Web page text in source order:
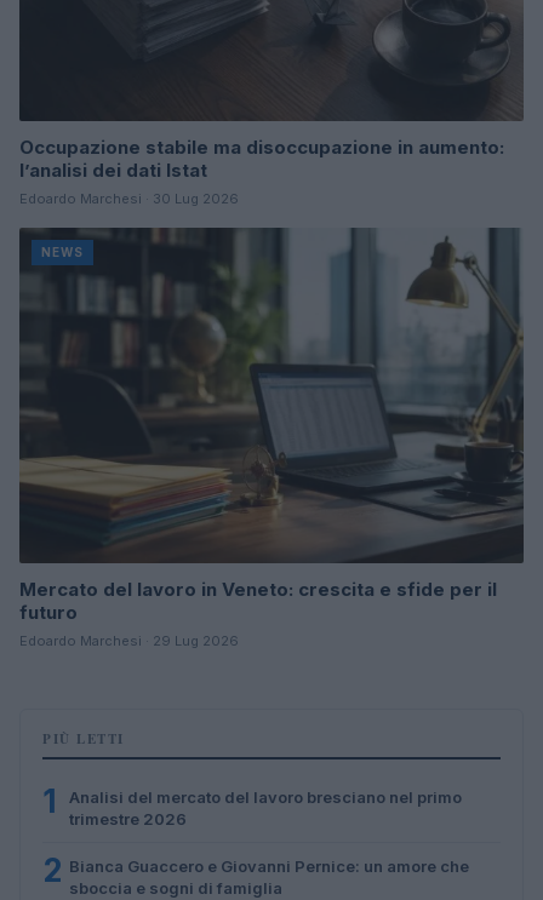
Occupazione stabile ma disoccupazione in aumento:
l’analisi dei dati Istat
Edoardo Marchesi · 30 Lug 2026
NEWS
Mercato del lavoro in Veneto: crescita e sfide per il
futuro
Edoardo Marchesi · 29 Lug 2026
PIÙ LETTI
1
Analisi del mercato del lavoro bresciano nel primo
trimestre 2026
2 Bianca Guaccero e Giovanni Pernice: un amore che
sboccia e sogni di famiglia